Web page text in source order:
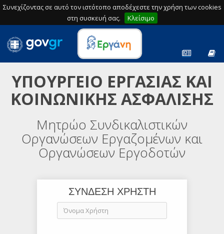
Συνεχίζοντας σε αυτό τον ιστότοπο αποδέχεστε την χρήση των cookies
στη συσκευή σας.
Κλείσιμο
ΥΠΟΥΡΓΕΙΟ ΕΡΓΑΣΙΑΣ ΚΑΙ
ΚΟΙΝΩΝΙΚΗΣ ΑΣΦΑΛΙΣΗΣ
Μητρώο Συνδικαλιστικών
Οργανώσεων Εργαζομένων και
Οργανώσεων Εργοδοτών
ΣΥΝΔΕΣΗ ΧΡΗΣΤΗ